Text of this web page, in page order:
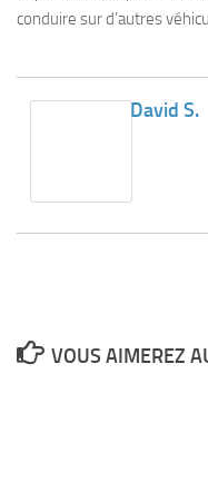
conduire sur d’autres
David S.
VOUS AIMEREZ